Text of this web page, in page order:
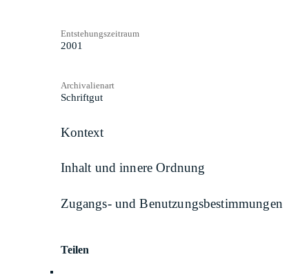
Entstehungszeitraum
2001
Archivalienart
Schriftgut
Kontext
Inhalt und innere Ordnung
Zugangs- und Benutzungsbestimmungen
Teilen